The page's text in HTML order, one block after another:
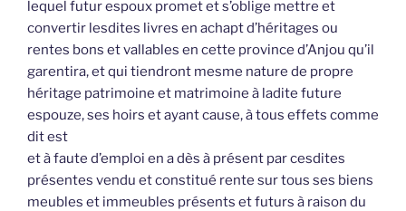
lequel futur espoux promet et s’oblige mettre et
convertir lesdites livres en achapt d’héritages ou
rentes bons et vallables en cette province d’Anjou qu’il
garentira, et qui tiendront mesme nature de propre
héritage patrimoine et matrimoine à ladite future
espouze, ses hoirs et ayant cause, à tous effets comme
dit est
et à faute d’emploi en a dès à présent par cesdites
présentes vendu et constitué rente sur tous ses biens
meubles et immeubles présents et futurs à raison du